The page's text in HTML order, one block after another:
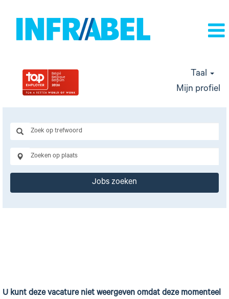
Taal
Mijn profiel
Jobs zoeken
U kunt deze vacature niet weergeven omdat deze momenteel